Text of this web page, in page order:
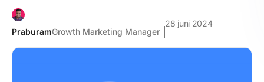
PraburamGrowth Marketing Manager
28 juni 2024